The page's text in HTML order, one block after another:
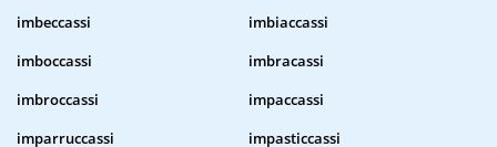
imbeccassi
imbiaccassi
imboccassi
imbracassi
imbroccassi
impaccassi
imparruccassi
impasticcassi